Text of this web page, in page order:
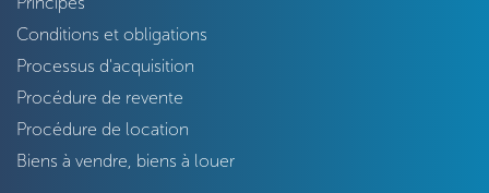
Conditions et obligations
Processus d'acquisition
Procédure de revente
Procédure de location
Biens à vendre, biens à louer